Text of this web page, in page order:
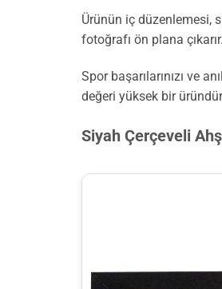
Ürünün iç düzenlemesi,
fotoğrafı ön plana çıkarır.
Spor başarılarınızı ve
değeri yüksek bir
Siyah Çerçeveli